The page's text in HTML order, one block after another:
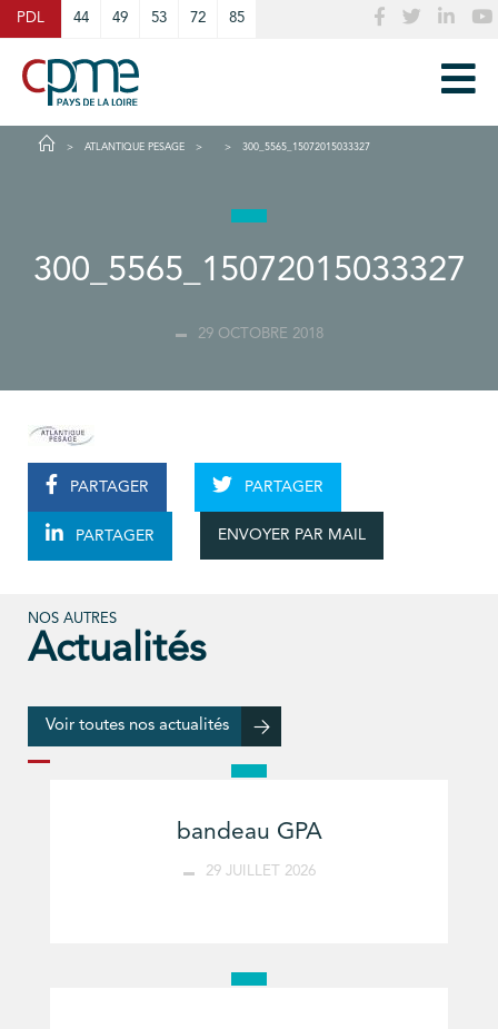
PDL 44 49 53 72 85
ATLANTIQUE PESAGE 300_5565_15072015033327
300_5565_15072015033327
29 OCTOBRE 2018
PARTAGER PARTAGER
PARTAGER ENVOYER PAR MAIL
NOS AUTRES
Actualités
Voir toutes nos actualités
bandeau GPA
29 JUILLET 2026
Cookies management panel